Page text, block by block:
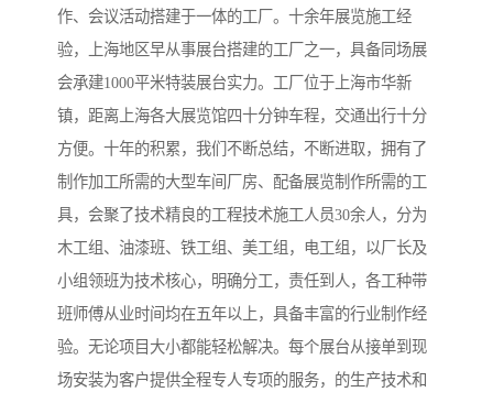
作、会议活动搭建于一体的工厂。十余年展览施工经
验，上海地区早从事展台搭建的工厂之一，具备同场展
会承建1000平米特装展台实力。工厂位于上海市华新
镇，距离上海各大展览馆四十分钟车程，交通出行十分
方便。十年的积累，我们不断总结，不断进取，拥有了
制作加工所需的大型车间厂房、配备展览制作所需的工
具，会聚了技术精良的工程技术施工人员30余人，分为
木工组、油漆班、铁工组、美工组，电工组，以厂长及
小组领班为技术核心，明确分工，责任到人，各工种带
班师傅从业时间均在五年以上，具备丰富的行业制作经
验。无论项目大小都能轻松解决。每个展台从接单到现
场安装为客户提供全程专人专项的服务，的生产技术和